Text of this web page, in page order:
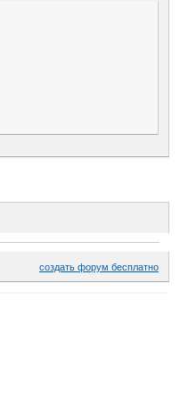
создать форум бесплатно